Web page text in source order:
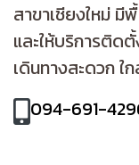
สาขาเชียงใหม่ มี
และให้บริการติด
เดินทางสะดวก ใ
094-691-